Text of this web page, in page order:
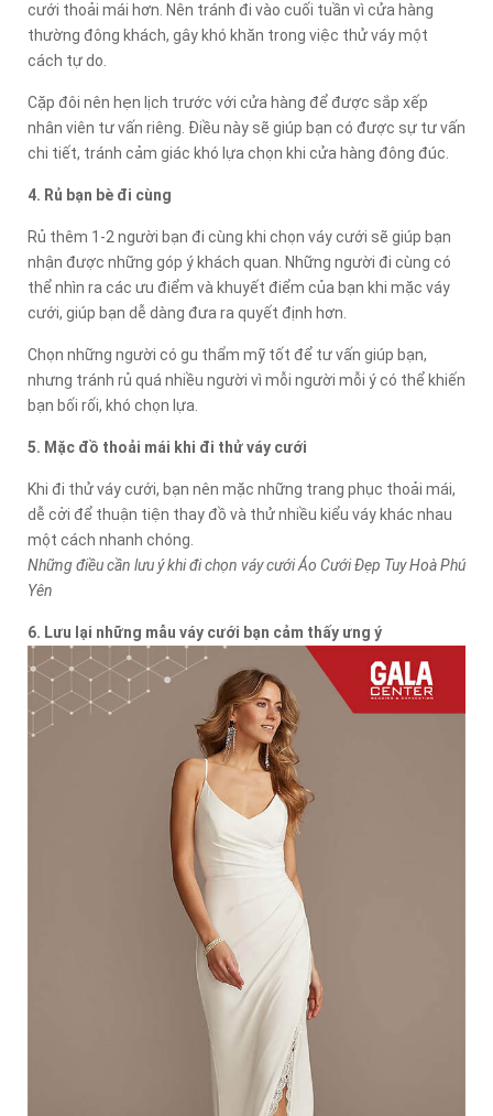
cưới thoải mái hơn. Nên tránh đi vào cuối tuần vì cửa hàng
thường đông khách, gây khó khăn trong việc thử váy một
cách tự do.
Cặp đôi nên hẹn lịch trước với cửa hàng để được sắp xếp
nhân viên tư vấn riêng. Điều này sẽ giúp bạn có được sự tư vấn
chi tiết, tránh cảm giác khó lựa chọn khi cửa hàng đông đúc.
4. Rủ bạn bè đi cùng
Rủ thêm 1-2 người bạn đi cùng khi chọn váy cưới sẽ giúp bạn
nhận được những góp ý khách quan. Những người đi cùng có
thể nhìn ra các ưu điểm và khuyết điểm của bạn khi mặc váy
cưới, giúp bạn dễ dàng đưa ra quyết định hơn.
Chọn những người có gu thẩm mỹ tốt để tư vấn giúp bạn,
nhưng tránh rủ quá nhiều người vì mỗi người mỗi ý có thể khiến
bạn bối rối, khó chọn lựa.
5. Mặc đồ thoải mái khi đi thử váy cưới
Khi đi thử váy cưới, bạn nên mặc những trang phục thoải mái,
dễ cởi để thuận tiện thay đồ và thử nhiều kiểu váy khác nhau
một cách nhanh chóng.
Những điều cần lưu ý khi đi chọn váy cưới Áo Cưới Đẹp Tuy Hoà Phú
Yên
6. Lưu lại những mẫu váy cưới bạn cảm thấy ưng ý